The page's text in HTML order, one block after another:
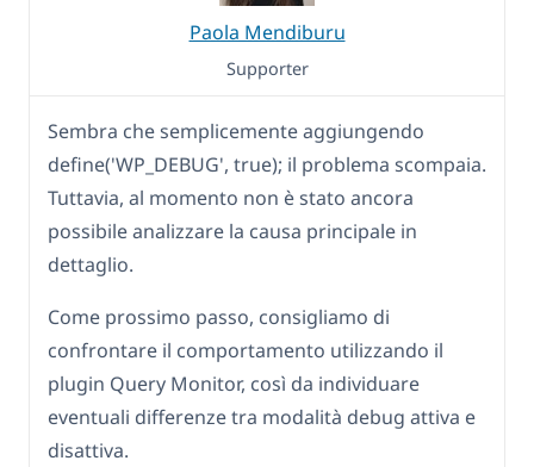
Paola Mendiburu
Supporter
Sembra che semplicemente aggiungendo
define('WP_DEBUG', true); il problema scompaia.
Tuttavia, al momento non è stato ancora
possibile analizzare la causa principale in
dettaglio.
Come prossimo passo, consigliamo di
confrontare il comportamento utilizzando il
plugin Query Monitor, così da individuare
eventuali differenze tra modalità debug attiva e
disattiva.